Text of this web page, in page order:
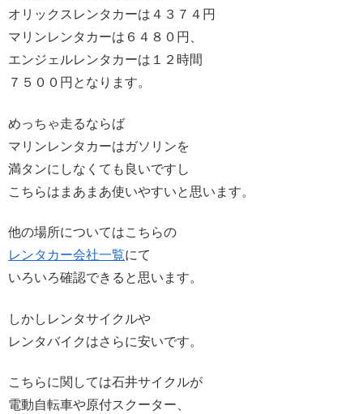
オリックスレンタカーは４３７４円
マリンレンタカーは６４８０円、
エンジェルレンタカーは１２時間
７５００円となります。
めっちゃ走るならば
マリンレンタカーはガソリンを
満タンにしなくても良いですし
こちらはまあまあ使いやすいと思います。
他の場所についてはこちらの
レンタカー会社一覧にて
いろいろ確認できると思います。
しかしレンタサイクルや
レンタバイクはさらに安いです。
こちらに関しては石井サイクルが
電動自転車や原付スクーター、